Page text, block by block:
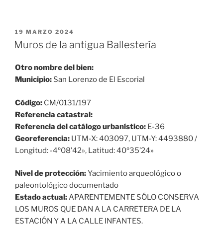
PUBLICADO
EL
19 MARZO 2024
Muros de la antigua Ballestería
Otro nombre del bien:
Municipio: San Lorenzo de El Escorial
Código: CM/0131/197
Referencia catastral:
Referencia del catálogo urbanístico: E-36
Georeferencia: UTM-X: 403097, UTM-Y: 4493880 /
Longitud: -4º08’42», Latitud: 40º35’24»
Nivel de protección:Yacimiento arqueológico o
paleontológico documentado
Estado actual:APARENTEMENTE SÓLO CONSERVA
LOS MUROS QUE DAN A LA CARRETERA DE LA
ESTACIÓN Y A LA CALLE INFANTES.